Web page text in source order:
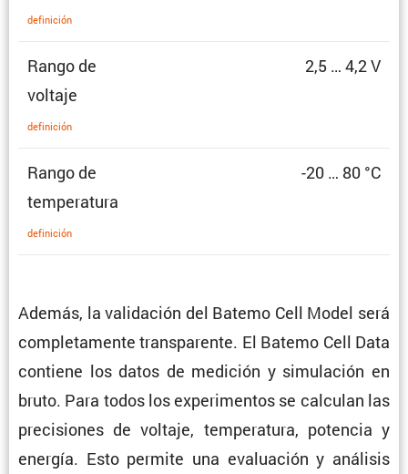
defini­ción
Rango de
voltaje
defini­ción
2,5 … 4,2 V
Rango de
temperatura
defini­ción
-20 … 80 °C
Además, la valida­ción del Batemo Cell Model será
comple­ta­mente trans­pa­rente. El Batemo Cell Data
contiene los datos de medición y simula­ción en
bruto. Para todos los experi­mentos se calculan las
preci­siones de voltaje, tempe­ra­tura, potencia y
energía. Esto permite una evalua­ción y análisis